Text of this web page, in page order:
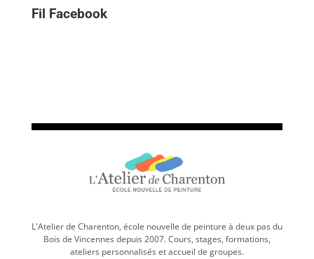
Fil Facebook
L'Atelier de Charenton, école nouvelle de peinture à deux pas du
Bois de Vincennes depuis 2007. Cours, stages, formations,
ateliers personnalisés et accueil de groupes.